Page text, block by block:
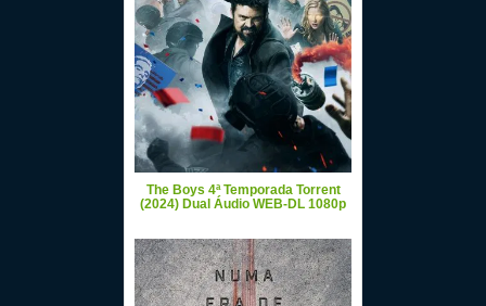
The Boys 4ª Temporada Torrent
(2024) Dual Áudio WEB-DL 1080p